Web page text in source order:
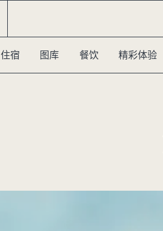
住宿 图库 餐饮 精彩体验